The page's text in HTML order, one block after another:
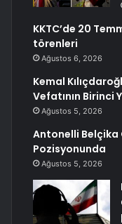
KKTC’de 20
törenleri
Ağustos 6, 2026
Kemal
Vefatının Birinci
Ağustos 5, 2026
Antonelli Belçika
Pozisyonunda
Ağustos 5, 2026